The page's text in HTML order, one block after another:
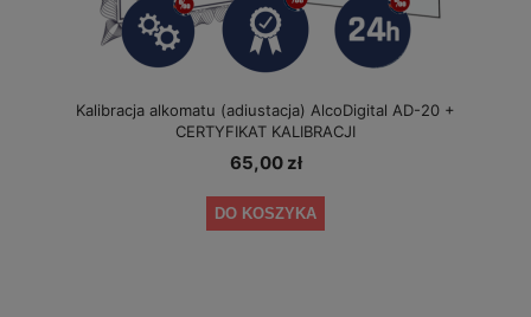
Kalibracja alkomatu (adiustacja) AlcoDigital AD-20 +
CERTYFIKAT KALIBRACJI
65,00 zł
DO KOSZYKA